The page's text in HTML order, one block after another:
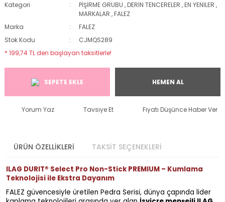
Kategori PİŞİRME GRUBU ,DERİN TENCERELER ,EN YENİLER ,
MARKALAR ,FALEZ
Marka
FALEZ
Stok Kodu
CJMQS289
* 199,74 TL den başlayan taksitlerle!
SEPETE EKLE HEMEN AL
Yorum Yaz Tavsiye Et Fiyatı Düşünce Haber Ver
ÜRÜN ÖZELLİKLERİ TAKSİT SEÇENEKLERİ
ILAG DURIT® Select Pro Non-Stick PREMIUM – Kumlama
Teknolojisi ile Ekstra Dayanım
FALEZ güvencesiyle üretilen Pedra Serisi, dünya çapında lider